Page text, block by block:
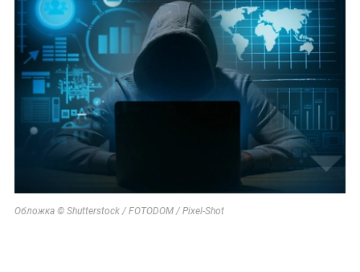
Обложка © Shutterstock / FOTODOM / Pixel-Shot